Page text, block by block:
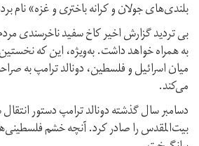
بلندی‌های جولان و کرانه باختری و غزه» نام
بی تردید گزارش اخیر کاخ سفید ناخرسندی
به همراه خواهد داشت. به‌ویژه، این که
میان اسرائیل و فلسطین، دونالد ترامپ به
می‌کند.
دسامبر سال گذشته دونالد ترامپ دستور انتقال
بیت‌المقدس را صادر کرد. آنچه خشم